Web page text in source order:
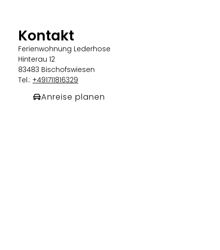
Kontakt
Ferienwohnung Lederhose
Hinterau 12
83483 Bischofswiesen
Tel.:+491711816329
Anreise planen